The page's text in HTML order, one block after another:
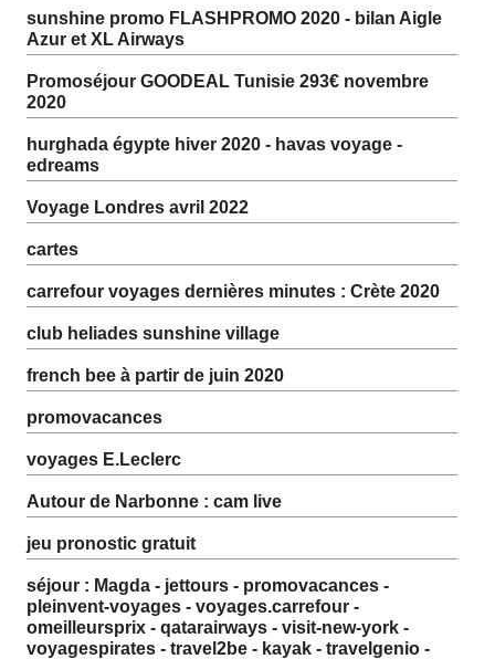
sunshine promo FLASHPROMO 2020 - bilan Aigle
Azur et XL Airways
Promoséjour GOODEAL Tunisie 293€ novembre
2020
hurghada égypte hiver 2020 - havas voyage -
edreams
Voyage Londres avril 2022
cartes
carrefour voyages dernières minutes : Crète 2020
club heliades sunshine village
french bee à partir de juin 2020
promovacances
voyages E.Leclerc
Autour de Narbonne : cam live
jeu pronostic gratuit
séjour : Magda - jettours - promovacances -
pleinvent-voyages - voyages.carrefour -
omeilleursprix - qatarairways - visit-new-york -
voyagespirates - travel2be - kayak - travelgenio -